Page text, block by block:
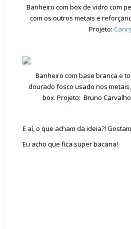
Banheiro com box de vidro com
com os outros metais e
Projeto:
Banheiro com base branca e
dourado fosco usado nos
box. Projeto: Bruno
E aí, o que acham da ideia?!
Eu acho que fica super bacana!